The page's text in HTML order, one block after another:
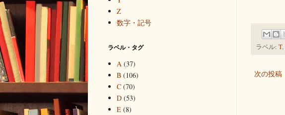
ラベル: T,
次の投稿
Z
数字・記号
ラベル・タグ
A (37)
B (106)
C (70)
D (53)
E (8)